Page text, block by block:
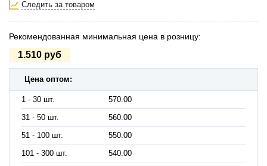
Следить за товаром
Рекомендованная минимальная цена в розницу:
1.510 руб
Цена оптом:
1 - 30 шт.
570.00
31 - 50 шт.
560.00
51 - 100 шт.
550.00
101 - 300 шт.
540.00